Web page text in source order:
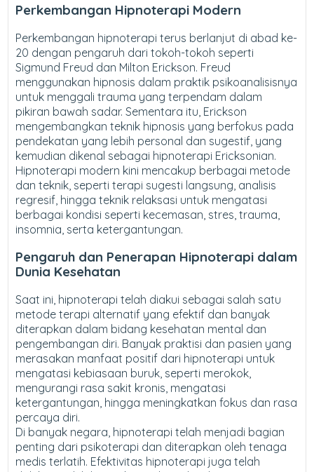
Perkembangan Hipnoterapi Modern
Perkembangan hipnoterapi terus berlanjut di abad ke-
20 dengan pengaruh dari tokoh-tokoh seperti
Sigmund Freud dan Milton Erickson. Freud
menggunakan hipnosis dalam praktik psikoanalisisnya
untuk menggali trauma yang terpendam dalam
pikiran bawah sadar. Sementara itu, Erickson
mengembangkan teknik hipnosis yang berfokus pada
pendekatan yang lebih personal dan sugestif, yang
kemudian dikenal sebagai hipnoterapi Ericksonian.
Hipnoterapi modern kini mencakup berbagai metode
dan teknik, seperti terapi sugesti langsung, analisis
regresif, hingga teknik relaksasi untuk mengatasi
berbagai kondisi seperti kecemasan, stres, trauma,
insomnia, serta ketergantungan.
Pengaruh dan Penerapan Hipnoterapi dalam
Dunia Kesehatan
Saat ini, hipnoterapi telah diakui sebagai salah satu
metode terapi alternatif yang efektif dan banyak
diterapkan dalam bidang kesehatan mental dan
pengembangan diri. Banyak praktisi dan pasien yang
merasakan manfaat positif dari hipnoterapi untuk
mengatasi kebiasaan buruk, seperti merokok,
mengurangi rasa sakit kronis, mengatasi
ketergantungan, hingga meningkatkan fokus dan rasa
percaya diri.
Di banyak negara, hipnoterapi telah menjadi bagian
penting dari psikoterapi dan diterapkan oleh tenaga
medis terlatih. Efektivitas hipnoterapi juga telah